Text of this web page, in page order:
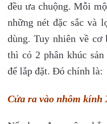
đều ưa chuộng. Mỗi
những nét đặc sắc và
dùng. Tuy nhiên về cơ
thì có 2 phân khúc
để lắp đặt. Đó chính là:
Cửa ra vào nhôm kính